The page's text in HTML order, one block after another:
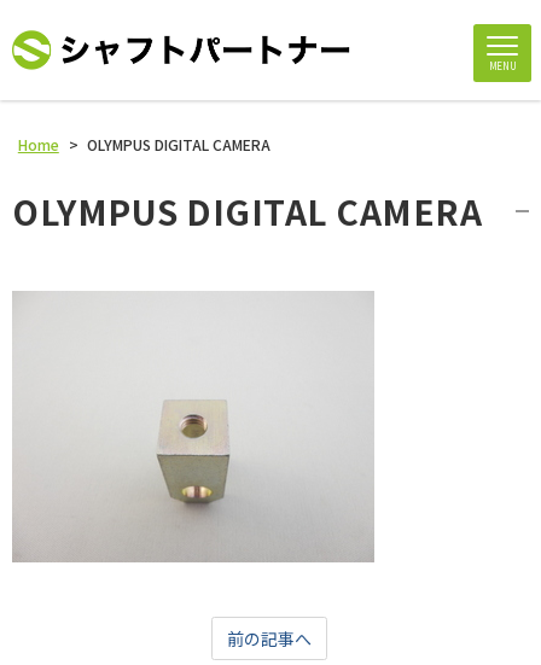
MENU
Home > OLYMPUS DIGITAL CAMERA
OLYMPUS DIGITAL CAMERA
前の記事へ